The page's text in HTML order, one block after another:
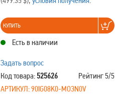
КУПИТЬ
Есть в наличии
Задать вопрос
Рейтинг 5/5
Код товара:525626
АРТИКУЛ:90IG08K0-MO3N0V